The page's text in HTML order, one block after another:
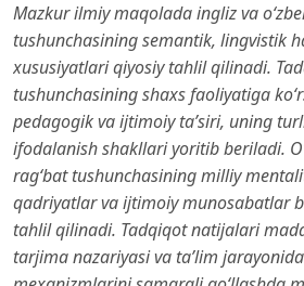
Mazkur ilmiy maqolada ingliz va
tushunchasining semantik, lingvistik
xususiyatlari qiyosiy tahlil qilinadi.
tushunchasining shaxs faoliyatiga
pedagogik va ijtimoiy ta’siri, uning
ifodalanish shakllari yoritib beriladi.
rag‘bat tushunchasining milliy
qadriyatlar va ijtimoiy munosabatlar
tahlil qilinadi. Tadqiqot natijalari
tarjima nazariyasi va ta’lim